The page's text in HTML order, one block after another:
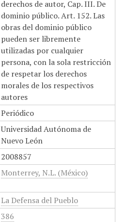
derechos de autor, Cap. III. De
dominio público. Art. 152. Las
obras del dominio público
pueden ser libremente
utilizadas por cualquier
persona, con la sola restricción
de respetar los derechos
morales de los respectivos
autores
Periódico
Universidad Autónoma de
Nuevo León
2008857
Monterrey, N.L. (México)
La Defensa del Pueblo
386